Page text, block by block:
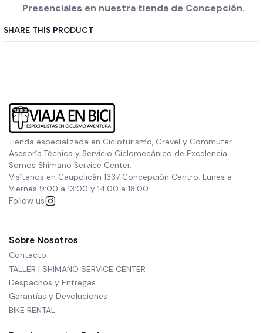
Presenciales en nuestra tienda de Concepción.
SHARE THIS PRODUCT
Tienda especializada en Cicloturismo, Gravel y Commuter.
Asesoría Técnica y Servicio Ciclomecánico de Excelencia.
Somos Shimano Service Center.
Visítanos en Caupolicán 1337 Concepción Centro. Lunes a
Viernes 9:00 a 13:00 y 14:00 a 18:00
Follow us
Sobre Nosotros
Contacto
TALLER | SHIMANO SERVICE CENTER
Despachos y Entregas
Garantías y Devoluciones
BIKE RENTAL